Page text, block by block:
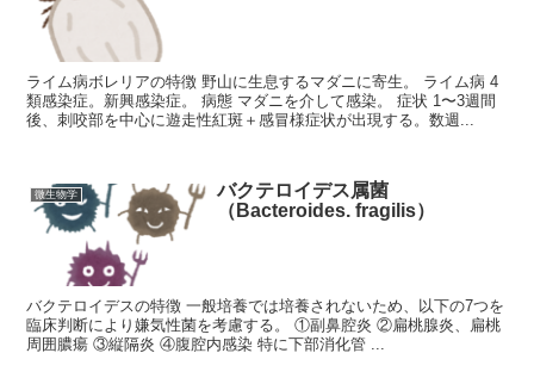
ライム病ボレリアの特徴 野山に生息するマダニに寄生。 ライム病 4
類感染症。新興感染症。 病態 マダニを介して感染。 症状 1〜3週間
後、刺咬部を中心に遊走性紅斑＋感冒様症状が出現する。数週...
微生物学
バクテロイデス属菌
（Bacteroides. fragilis）
バクテロイデスの特徴 一般培養では培養されないため、以下の7つを
臨床判断により嫌気性菌を考慮する。 ①副鼻腔炎 ②扁桃腺炎、扁桃
周囲膿瘍 ③縦隔炎 ④腹腔内感染 特に下部消化管 ...